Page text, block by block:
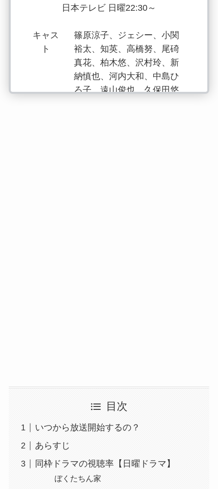
日本テレビ 日曜22:30～
キャス
ト
篠原涼子、ジェシー、小関
裕太、知英、高橋努、尾碕
真花、柏木悠、沢村玲、新
納慎也、河内大和、中島ひ
ろ子、遠山俊也、久保田悠
目次
いつから放送開始するの？
あらすじ
同枠ドラマの視聴率【日曜ドラマ】
ぼくたちん家